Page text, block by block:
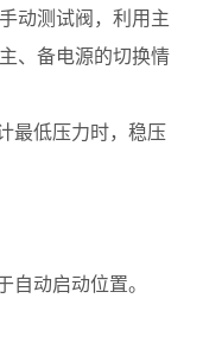
动测试阀，利用主
、备电源的切换情
最低压力时，稳压
自动启动位置。